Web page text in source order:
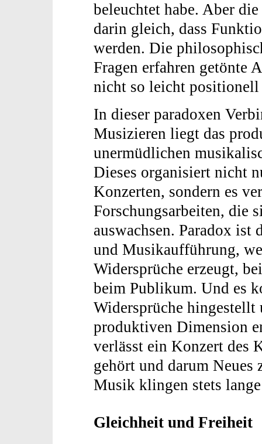
beleuchtet habe. Aber
darin gleich, dass
werden. Die
Fragen erfahren getönte
nicht so leicht positionell
In dieser paradoxen
Musizieren liegt das
unermüdlichen
Dieses organisiert nicht
Konzerten, sondern es
Forschungsarbeiten, die
auswachsen. Paradox ist
und Musikaufführung,
Widersprüche erzeugt,
beim Publikum. Und es
Widersprüche hingestellt
produktiven Dimension
verlässt ein Konzert des
gehört und darum
Musik klingen stets
Gleichheit und Freiheit